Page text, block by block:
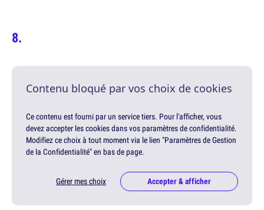
Contenu bloqué par vos choix de cookies
Ce contenu est fourni par un service tiers. Pour l'afficher, vous
devez accepter les cookies dans vos paramètres de confidentialité.
Modifiez ce choix à tout moment via le lien "Paramètres de Gestion
de la Confidentialité" en bas de page.
Gérer mes choix Accepter & afficher